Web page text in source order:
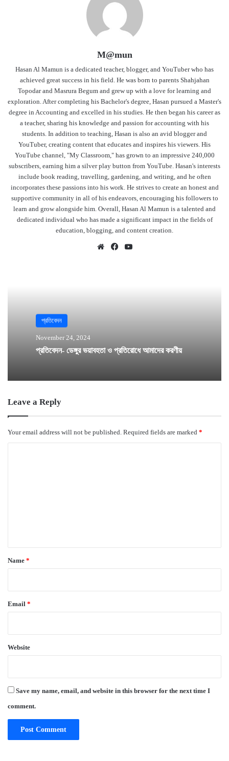
M@mun
Hasan Al Mamun is a dedicated teacher, blogger, and YouTuber who has
achieved great success in his field. He was born to parents Shahjahan
Topodar and Masrura Begum and grew up with a love for learning and
exploration. After completing his Bachelor's degree, Hasan pursued a Master's
degree in Accounting and excelled in his studies. He then began his career as
a teacher, sharing his knowledge and passion for accounting with his
students. In addition to teaching, Hasan is also an avid blogger and
YouTuber, creating content that educates and inspires his viewers. His
YouTube channel, "My Classroom," has grown to an impressive 240,000
subscribers, earning him a silver play button from YouTube. Hasan's interests
include book reading, travelling, gardening, and writing, and he often
incorporates these passions into his work. He strives to create an honest and
supportive community in all of his endeavors, encouraging his followers to
learn and grow alongside him. Overall, Hasan Al Mamun is a talented and
dedicated individual who has made a significant impact in the fields of
education, blogging, and content creation.
WebsiteFacebook
প্রতিবেদন
November 24, 2024
প্রতিবেদন- ডেঙ্গুর ভয়াবহতা ও প্রতিরোধে আমাদের করণীয়
Leave a Reply
Your email address will not be published. Required fields are marked *
*
Name *
Email *
Website
Save my name, email, and website in this browser for the next time I
comment.